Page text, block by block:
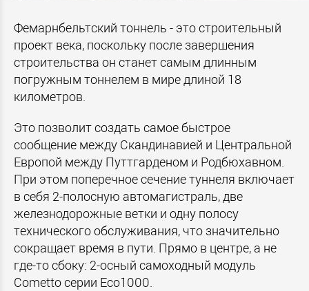
Фемарнбельтский тоннель - это строительный
проект века, поскольку после завершения
строительства он станет самым длинным
погружным тоннелем в мире длиной 18
километров.
Это позволит создать самое быстрое
сообщение между Скандинавией и Центральной
Европой между Путтгарденом и Родбюхавном.
При этом поперечное сечение туннеля включает
в себя 2-полосную автомагистраль, две
железнодорожные ветки и одну полосу
технического обслуживания, что значительно
сокращает время в пути. Прямо в центре, а не
где-то сбоку: 2-осный самоходный модуль
Cometto серии Eco1000.